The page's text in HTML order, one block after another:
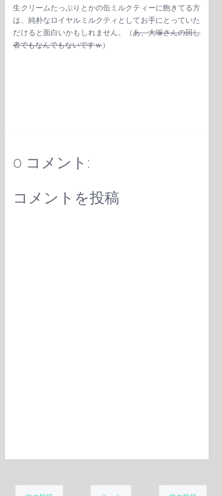
生クリームたっぷりとかの缶ミルクティーに飽きてる方
は、純朴なロイヤルミルクティとしてお手にとっていた
だけると面白いかもしれません。（あ、大塚さんの回し
者でもなんでもないですｗ）
0 コメント:
コメントを投稿